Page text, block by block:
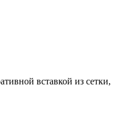
вставкой из сетки,